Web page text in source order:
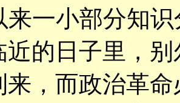
来一小部分知
近的日子里，
来，而政治革